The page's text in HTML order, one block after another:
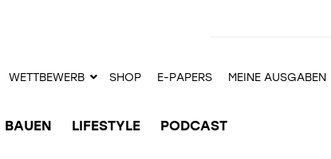
WETTBEWERB SHOP E-PAPERS MEINE AUSGABEN
BAUEN LIFESTYLE PODCAST